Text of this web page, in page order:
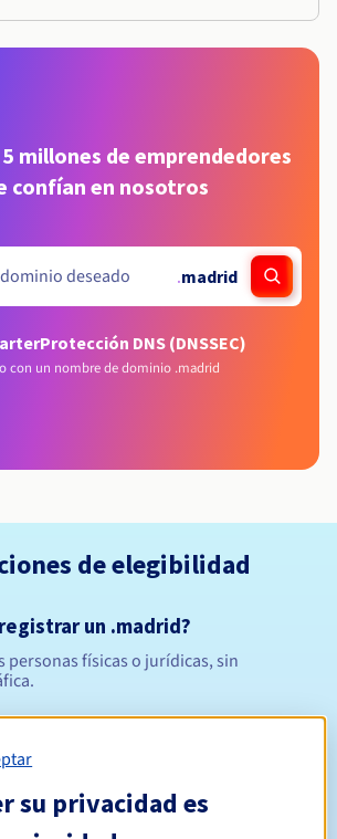
millones de emprendedores
confían en nosotros
.madrid
Protección DNS (DNSSEC)
con un nombre de dominio .madrid
de elegibilidad
un .madrid?
personas físicas o jurídicas, sin
su privacidad es